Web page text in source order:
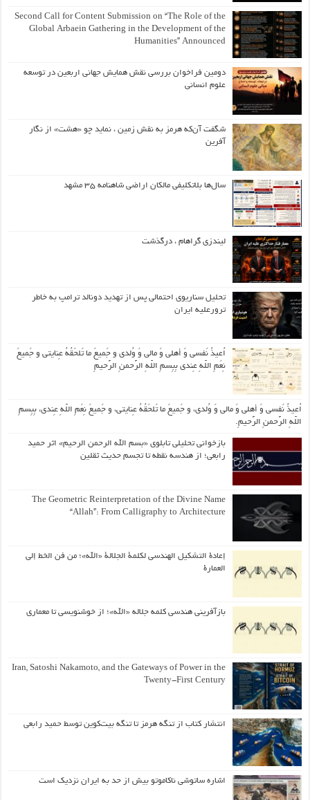
Second Call for Content Submission on “The Role of the
Global Arbaein Gathering in the Development of the
Humanities” Announced
دومین فراخوان بررسی نقش همایش جهانی اربعین در توسعه
علوم انسانی
شگفت آن‌که هرمز به نقش زمین ، نماید چو «هشت» از نگار
آفرین
سال‌ها بلاتکلیفی مالکان اراضی شاهنامه ۳۵ مشهد
لیندزی گراهام ، درگذشت
تحلیل سناریوی احتمالی پس از تهدید دونالد ترامپ به خاطر
ترورعلیه ایران
اُعیذُ نَفسی وَ أهلی وَ مالی وَ وُلدی و جَمیعَ ما تَلحَقُهُ عِنایتی و جَمیعَ
نِعَمِ اللّهِ عِندی بِبِسمِ اللّهِ الرَّحمنِ الرَّحیمِ
اُعیذُ نَفسی وَ أهلی وَ مالی وَ وُلدی، و جَمیعَ ما تَلحَقُهُ عِنایتی، و جَمیعَ نِعَمِ اللّهِ عِندی، بِبِسمِ
اللّهِ الرَّحمنِ الرَّحیمِ.
بازخوانی تحلیلی تابلوی «بسم الله الرحمن الرحیم» اثر حمید
رابعی؛ از هندسه نقطه تا تجسم حدیث ثقلین
The Geometric Reinterpretation of the Divine Name
“Allah”: From Calligraphy to Architecture
إعادة التشكيل الهندسي لكلمة الجلالة «الله»؛ من فن الخط إلى
العمارة
بازآفرینی هندسی کلمه جلاله «الله»؛ از خوشنویسی تا معماری
Iran, Satoshi Nakamoto, and the Gateways of Power in the
Twenty-First Century
انتشار کتاب از تنگه هرمز تا تنگه بیت‌کوین توسط حمید رابعی
اشاره ساتوشی ناکاموتو بیش از حد به ایران نزدیک است